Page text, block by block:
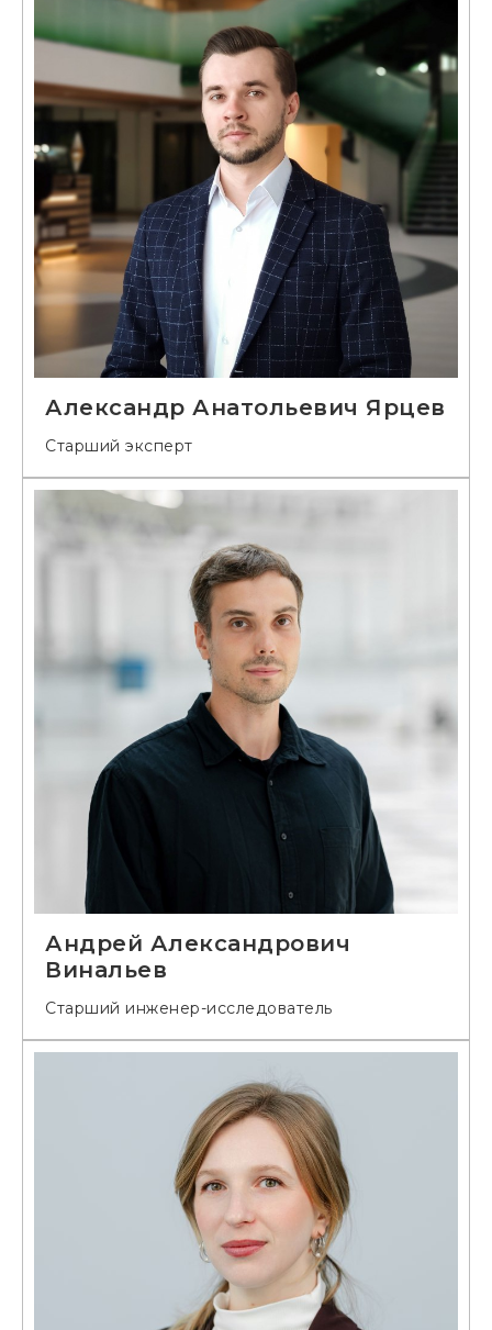
Александр Анатольевич Ярцев
Старший эксперт
Андрей Александрович
Винальев
Старший инженер-исследователь